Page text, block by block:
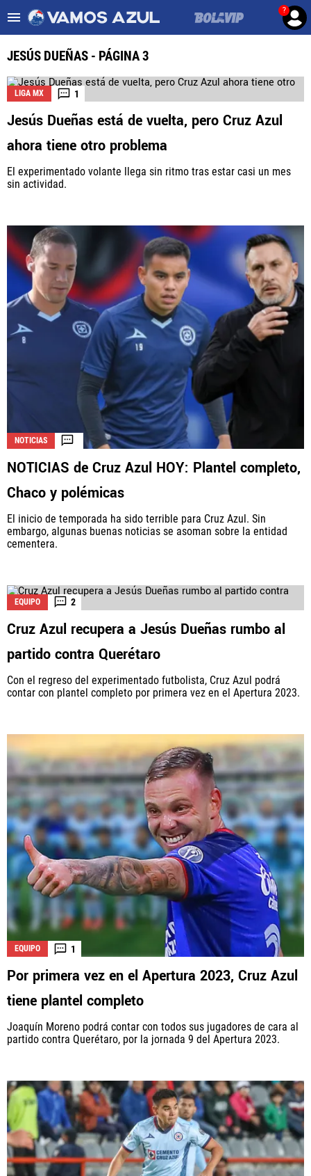
?
Es tendencia Noticias Cruz Azul HOY
ULTIMAS NOTICIAS
LIGA MX
FEMENIL
MERCADO DE FICHAJES
OPINIÓN
QUIENES SOMOS | STAFF | CONTACTO
Este portal es una sección especial del portal Bolavip.com
con información destinada a los fans del Club.
Esta sección no tiene relación alguna con el Club. Para visitar
el sitio oficialhaz click aquí
Términos y Condiciones
Política Editorial
Ad Choices
La aceptación de una de las ofertas presentadas en esta página
puede dar lugar a un pago a Vamos Azul. Este pago puede influir en
JESÚS DUEÑAS - PÁGINA 3
LIGA MX 1
Jesús Dueñas está de vuelta, pero Cruz Azul
ahora tiene otro problema
El experimentado volante llega sin ritmo tras estar casi un mes
sin actividad.
NOTICIAS
NOTICIAS de Cruz Azul HOY: Plantel completo,
Chaco y polémicas
El inicio de temporada ha sido terrible para Cruz Azul. Sin
embargo, algunas buenas noticias se asoman sobre la entidad
cementera.
EQUIPO 2
Cruz Azul recupera a Jesús Dueñas rumbo al
partido contra Querétaro
Con el regreso del experimentado futbolista, Cruz Azul podrá
contar con plantel completo por primera vez en el Apertura 2023.
EQUIPO 1
Por primera vez en el Apertura 2023, Cruz Azul
tiene plantel completo
Joaquín Moreno podrá contar con todos sus jugadores de cara al
partido contra Querétaro, por la jornada 9 del Apertura 2023.